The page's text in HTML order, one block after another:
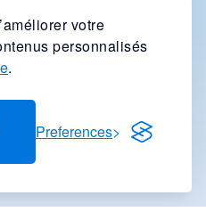
votre
personnalisés
.
Preferences